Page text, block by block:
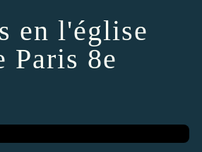
en l'église
Paris 8e